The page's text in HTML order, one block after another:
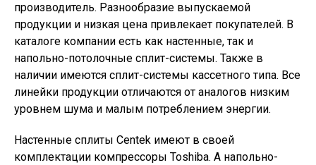
производитель. Разнообразие выпускаемой
продукции и низкая цена привлекает покупателей. В
каталоге компании есть как настенные, так и
напольно-потолочные сплит-системы. Также в
наличии имеются сплит-системы кассетного типа. Все
линейки продукции отличаются от аналогов низким
уровнем шума и малым потреблением энергии.
Настенные сплиты Centek имеют в своей
комплектации компрессоры Toshiba. А напольно-